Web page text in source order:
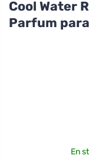
Cool Water
Parfum
En